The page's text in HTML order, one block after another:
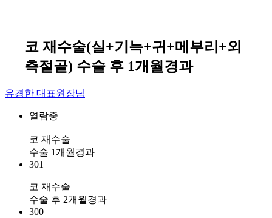
코 재수술(실+기늑+귀+메부리+외
측절골) 수술 후 1개월경과
유경한 대표원장님
열람중
코 재수술
수술 1개월경과
301
코 재수술
수술 후 2개월경과
300